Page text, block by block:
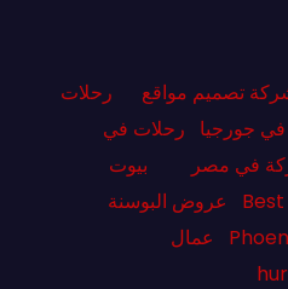
تصميم مواقع
رحلات
جورجيا
رحلات في
في مصر
بيوت
عروض البوسنة
عمال